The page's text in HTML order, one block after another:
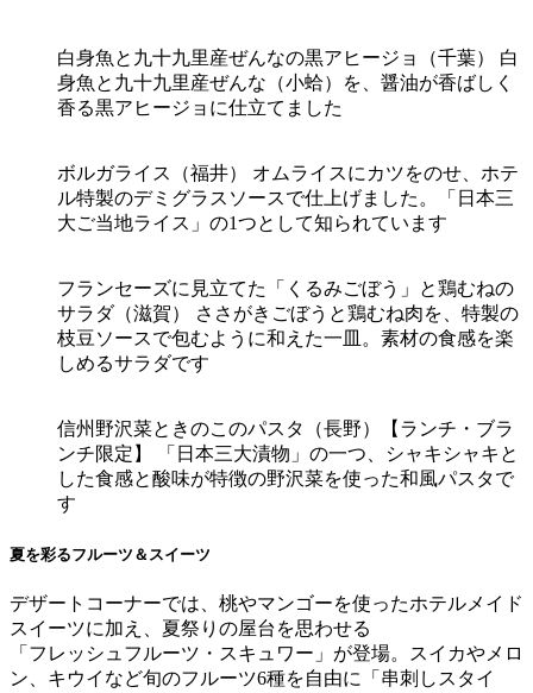
白身魚と九十九里産ぜんなの黒アヒージョ（千葉） 白
身魚と九十九里産ぜんな（小蛤）を、醤油が香ばしく
香る黒アヒージョに仕立てました
ボルガライス（福井） オムライスにカツをのせ、ホテ
ル特製のデミグラスソースで仕上げました。「日本三
大ご当地ライス」の1つとして知られています
フランセーズに見立てた「くるみごぼう」と鶏むねの
サラダ（滋賀） ささがきごぼうと鶏むね肉を、特製の
枝豆ソースで包むように和えた一皿。素材の食感を楽
しめるサラダです
信州野沢菜ときのこのパスタ（長野）【ランチ・ブラ
ンチ限定】 「日本三大漬物」の一つ、シャキシャキと
した食感と酸味が特徴の野沢菜を使った和風パスタで
す
夏を彩るフルーツ＆スイーツ
デザートコーナーでは、桃やマンゴーを使ったホテルメイド
スイーツに加え、夏祭りの屋台を思わせる
「フレッシュフルーツ・スキュワー」が登場。スイカやメロ
ン、キウイなど旬のフルーツ6種を自由に「串刺しスタイ